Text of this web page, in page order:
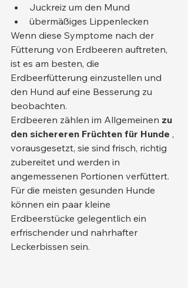
Juckreiz um den Mund
übermäßiges Lippenlecken
Wenn diese Symptome nach der
Fütterung von Erdbeeren auftreten,
ist es am besten, die
Erdbeerfütterung einzustellen und
den Hund auf eine Besserung zu
beobachten.
Erdbeeren zählen im Allgemeinen zu
den sichereren Früchten für Hunde ,
vorausgesetzt, sie sind frisch, richtig
zubereitet und werden in
angemessenen Portionen verfüttert.
Für die meisten gesunden Hunde
können ein paar kleine
Erdbeerstücke gelegentlich ein
erfrischender und nahrhafter
Leckerbissen sein.